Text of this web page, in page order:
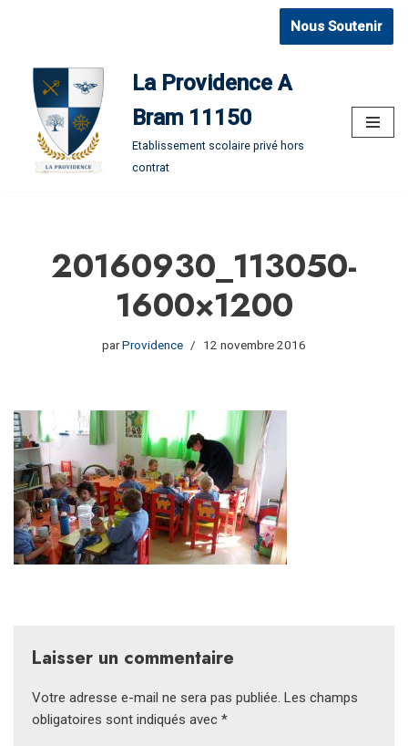
contenu
Nous Soutenir
La Providence A
Bram 11150
Etablissement scolaire privé hors
contrat
20160930_113050-
1600×1200
parProvidence 12 novembre 2016
Laisser un commentaire
Votre adresse e-mail ne sera pas publiée. Les champs
obligatoires sont indiqués avec *